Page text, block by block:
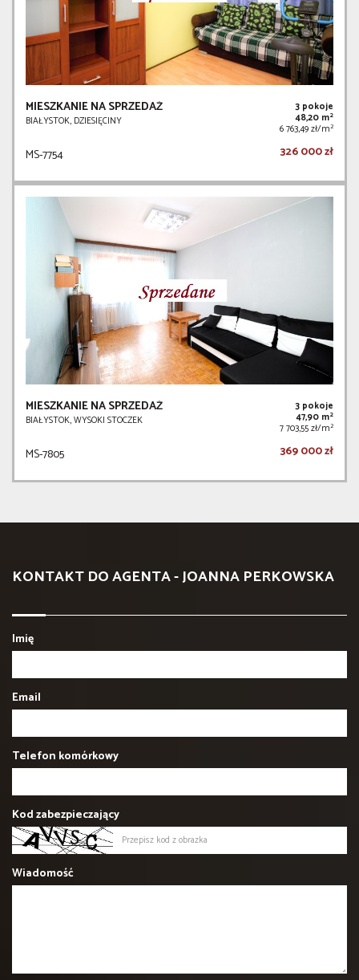
MIESZKANIE NA SPRZEDAŻ
BIAŁYSTOK, DZIESIĘCINY
3 pokoje
48,20 m2
6 763,49 zł/m2
MS-7754 326 000 zł
MIESZKANIE NA SPRZEDAŻ
BIAŁYSTOK, WYSOKI STOCZEK
3 pokoje
47,90 m2
7 703,55 zł/m2
MS-7805 369 000 zł
KONTAKT DO AGENTA - JOANNA PERKOWSKA
Imię
Email
Telefon komórkowy
Kod zabezpieczający
Wiadomość